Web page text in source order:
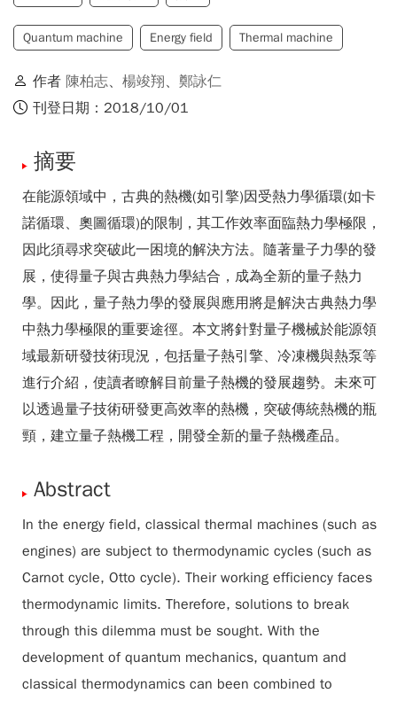
Quantum machine Energy field Thermal machine
作者 陳柏志、 楊竣翔、 鄭詠仁
刊登日期：2018/10/01
摘要
在能源領域中，古典的熱機(如引擎)因受熱力學循環(如卡
諾循環、奧圖循環)的限制，其工作效率面臨熱力學極限，
因此須尋求突破此一困境的解決方法。隨著量子力學的發
展，使得量子與古典熱力學結合，成為全新的量子熱力
學。因此，量子熱力學的發展與應用將是解決古典熱力學
中熱力學極限的重要途徑。本文將針對量子機械於能源領
域最新研發技術現況，包括量子熱引擎、冷凍機與熱泵等
進行介紹，使讀者瞭解目前量子熱機的發展趨勢。未來可
以透過量子技術研發更高效率的熱機，突破傳統熱機的瓶
頸，建立量子熱機工程，開發全新的量子熱機產品。
Abstract
In the energy field, classical thermal machines (such as
engines) are subject to thermodynamic cycles (such as
Carnot cycle, Otto cycle). Their working efficiency faces
thermodynamic limits. Therefore, solutions to break
through this dilemma must be sought. With the
development of quantum mechanics, quantum and
classical thermodynamics can been combined to